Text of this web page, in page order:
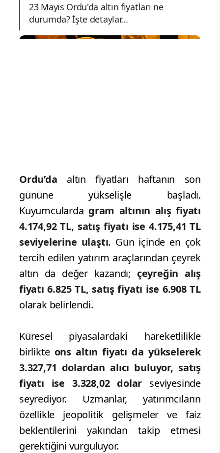
23 Mayıs Ordu'da altın fiyatları ne
durumda? İşte detaylar...
Ordu’da altın fiyatları haftanın son
gününe yükselişle başladı.
Kuyumcularda gram altının alış fiyatı
4.174,92 TL, satış fiyatı ise 4.175,41 TL
seviyelerine ulaştı. Gün içinde en çok
tercih edilen yatırım araçlarından çeyrek
altın da değer kazandı; çeyreğin alış
fiyatı 6.825 TL, satış fiyatı ise 6.908 TL
olarak belirlendi.
Küresel piyasalardaki hareketlilikle
birlikteons altın fiyatı da yükselerek
3.327,71 dolardan alıcı buluyor, satış
fiyatı ise 3.328,02 dolar seviyesinde
seyrediyor. Uzmanlar, yatırımcıların
özellikle jeopolitik gelişmeler ve faiz
beklentilerini yakından takip etmesi
gerektiğini vurguluyor.